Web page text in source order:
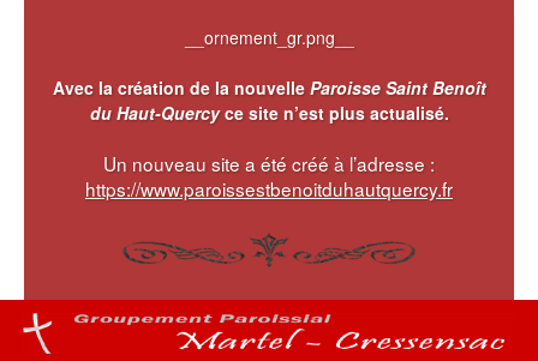
__ornement_gr.png__
Avec la création de la nouvelle Paroisse Saint Benoît
du Haut-Quercyce site n’est plus actualisé.
Un nouveau site a été créé à l’adresse :
https://www.paroissestbenoitduhautquercy.fr